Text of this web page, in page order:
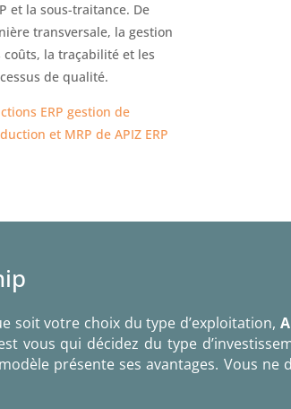
et la sous-traitance. De
transversale, la gestion
coûts, la traçabilité et les
de qualité.
ERP gestion de
et MRP de APIZ ERP
soit votre choix du type d’exploitation,
vous qui décidez du type
présente ses avantages. Vous ne